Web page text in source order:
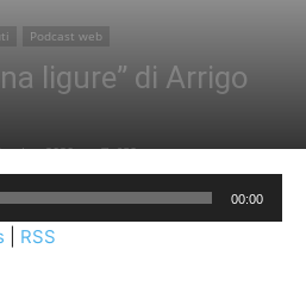
Podcast web
ligure” di Arrigo
2020 689
00:00
RSS